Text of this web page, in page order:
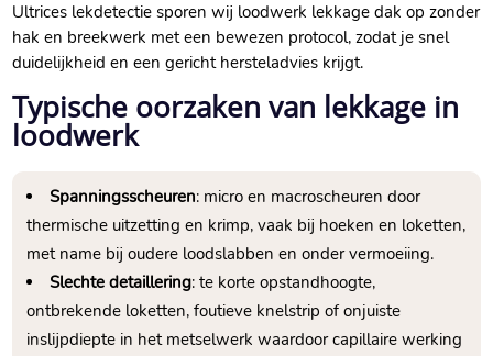
Ultrices lekdetectie sporen wij loodwerk lekkage dak op zonder
hak en breekwerk met een bewezen protocol, zodat je snel
duidelijkheid en een gericht hersteladvies krijgt.​
Typische oorzaken van lekkage in
loodwerk
Spanningsscheuren: micro en macroscheuren door
thermische uitzetting en krimp, vaak bij hoeken en loketten,
met name bij oudere loodslabben en onder vermoeiing.​
Slechte detaillering: te korte opstandhoogte,
ontbrekende loketten, foutieve knelstrip of onjuiste
inslijpdiepte in het metselwerk waardoor capillaire werking